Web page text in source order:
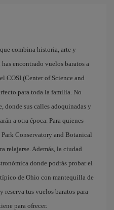
combina historia, arte y
encontrado vuelos baratos a
COSI (Center of Science and
para toda la familia. No
donde sus calles adoquinadas y
a otra época. Para quienes
Conservatory and Botanical
relajarse. Además, la ciudad
donde podrás probar el
de Ohio con mantequilla de
reserva tus vuelos baratos para
para ofrecer.